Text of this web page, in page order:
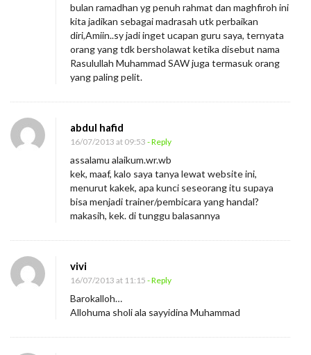
bulan ramadhan yg penuh rahmat dan maghfiroh ini
kita jadikan sebagai madrasah utk perbaikan
diri,Amiin..sy jadi inget ucapan guru saya, ternyata
orang yang tdk bersholawat ketika disebut nama
Rasulullah Muhammad SAW juga termasuk orang
yang paling pelit.
abdul hafid
16/07/2013 at 09:53 - Reply
assalamu alaikum.wr.wb
kek, maaf, kalo saya tanya lewat website ini,
menurut kakek, apa kunci seseorang itu supaya
bisa menjadi trainer/pembicara yang handal?
makasih, kek. di tunggu balasannya
vivi
16/07/2013 at 11:15 - Reply
Barokalloh…
Allohuma sholi ala sayyidina Muhammad